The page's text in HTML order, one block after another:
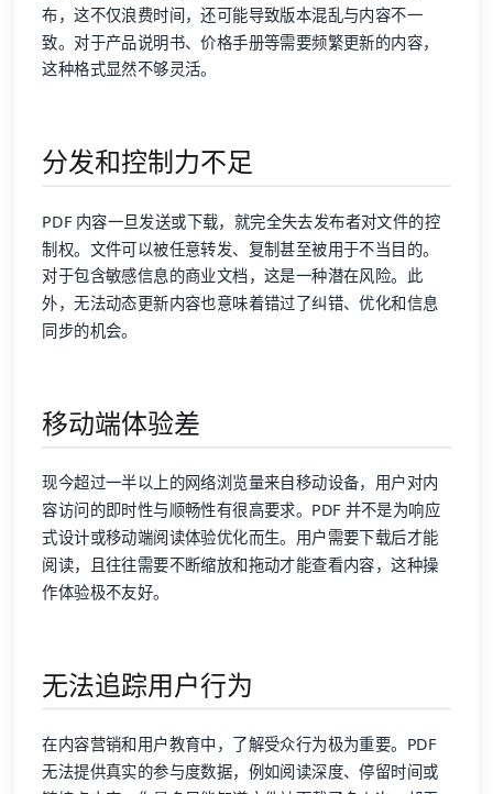
布，这不仅浪费时间，还可能导致版本混乱与内容不一
致。对于产品说明书、价格手册等需要频繁更新的内容，
这种格式显然不够灵活。
分发和控制力不足
PDF 内容一旦发送或下载，就完全失去发布者对文件的控
制权。文件可以被任意转发、复制甚至被用于不当目的。
对于包含敏感信息的商业文档，这是一种潜在风险。此
外，无法动态更新内容也意味着错过了纠错、优化和信息
同步的机会。
移动端体验差
现今超过一半以上的网络浏览量来自移动设备，用户对内
容访问的即时性与顺畅性有很高要求。PDF 并不是为响应
式设计或移动端阅读体验优化而生。用户需要下载后才能
阅读，且往往需要不断缩放和拖动才能查看内容，这种操
作体验极不友好。
无法追踪用户行为
在内容营销和用户教育中，了解受众行为极为重要。PDF
无法提供真实的参与度数据，例如阅读深度、停留时间或